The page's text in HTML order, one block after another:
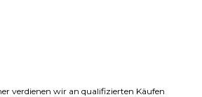
verdienen wir an qualifizierten Käufen